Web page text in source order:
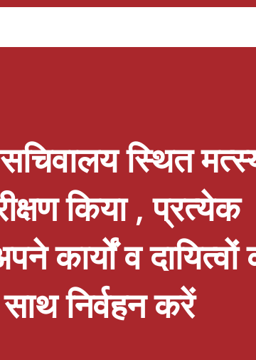
टैरो कार्ड, बेकरी उत्पाद एवं प्लांट
स्थित
किया , प्रत्येक
कार्यों व दायित्वों
निर्वहन करें